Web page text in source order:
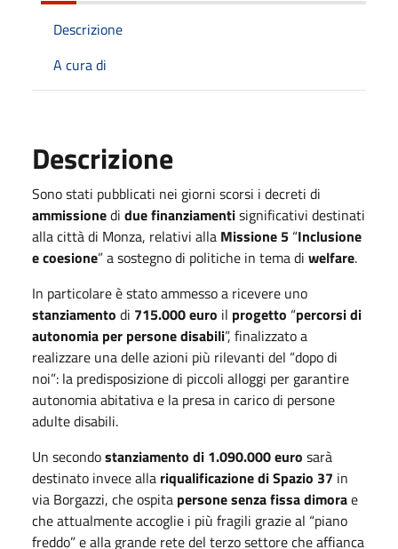
Descrizione
A cura di
Descrizione
Sono stati pubblicati nei giorni scorsi i decreti di
ammissionedi due finanziamentisignificativi destinati
alla città di Monza, relativi alla Missione 5 “Inclusione
e coesione” a sostegno di politiche in tema di welfare.
In particolare è stato ammesso a ricevere uno
stanziamento di 715.000 euro il progetto “percorsi di
autonomia per persone disabili”, finalizzato a
realizzare una delle azioni più rilevanti del “dopo di
noi”: la predisposizione di piccoli alloggi per garantire
autonomia abitativa e la presa in carico di persone
adulte disabili.
Un secondostanziamento di 1.090.000 euro sarà
destinato invece alla riqualificazione di Spazio 37 in
via Borgazzi, che ospita persone senza fissa dimorae
che attualmente accoglie i più fragili grazie al “piano
freddo” e alla grande rete del terzo settore che affianca